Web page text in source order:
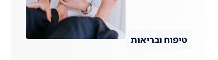
טיפוח ובריאות